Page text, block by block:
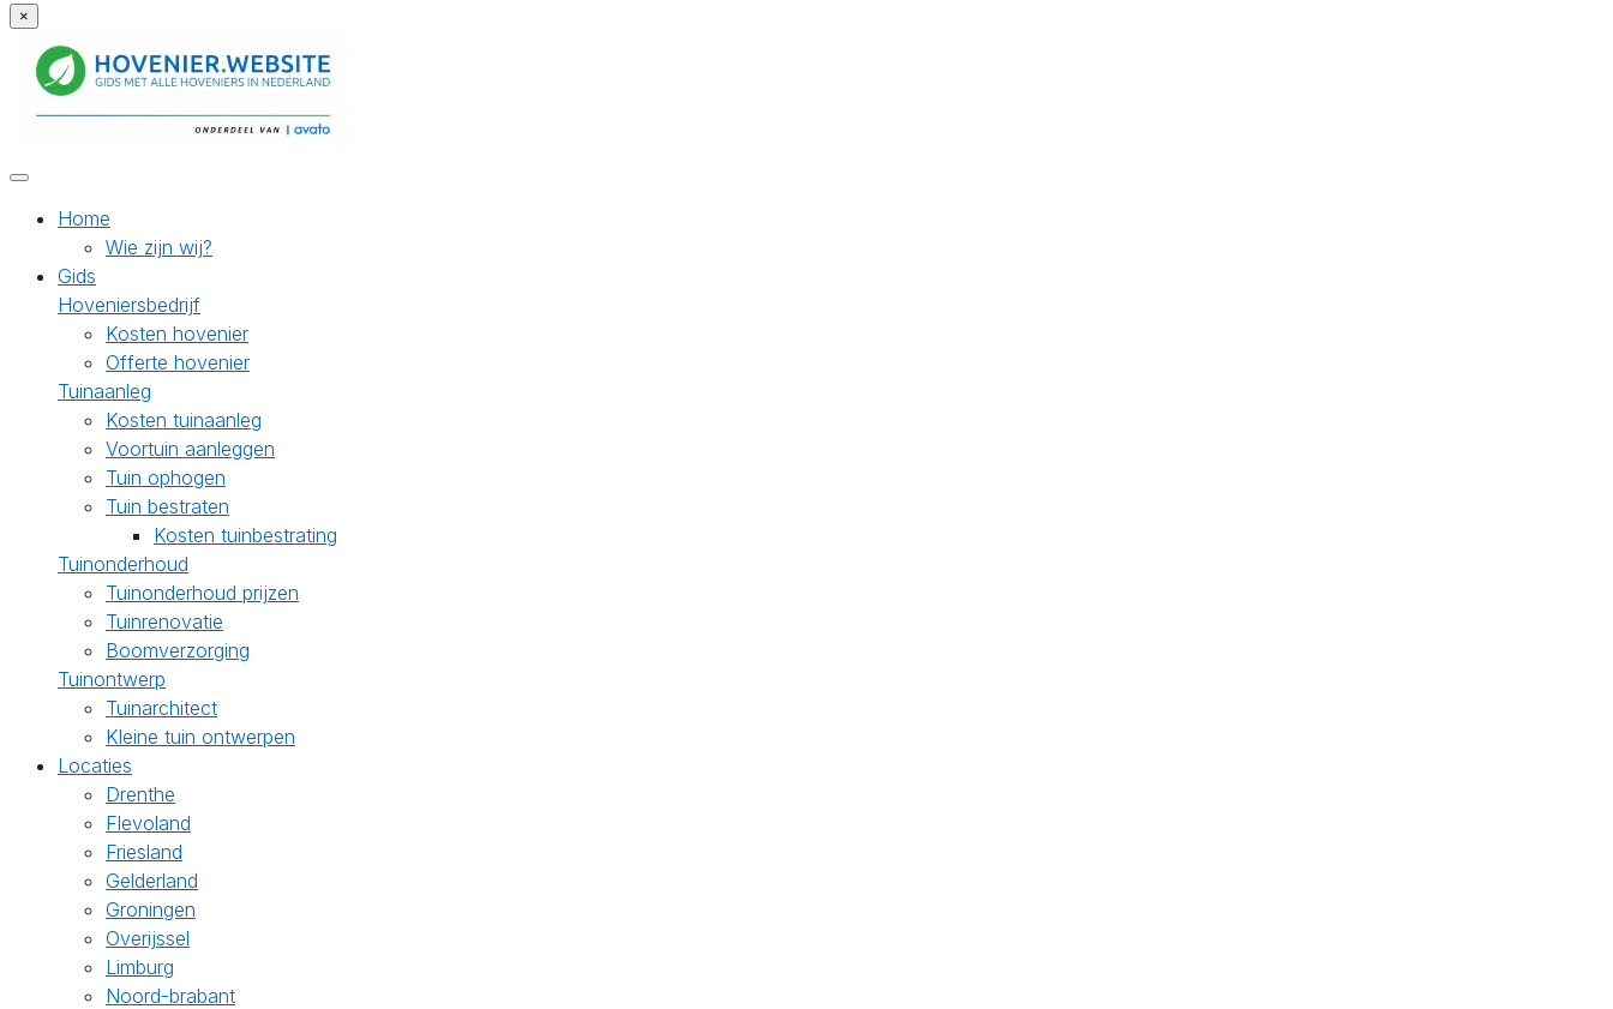
×
Home
Wie zijn wij?
Gids
Hoveniersbedrijf
Kosten hovenier
Offerte hovenier
Tuinaanleg
Kosten tuinaanleg
Voortuin aanleggen
Tuin ophogen
Tuin bestraten
Kosten tuinbestrating
Tuinonderhoud
Tuinonderhoud prijzen
Tuinrenovatie
Boomverzorging
Tuinontwerp
Tuinarchitect
Kleine tuin ontwerpen
Locaties
Drenthe
Flevoland
Friesland
Gelderland
Groningen
Overijssel
Limburg
Noord-brabant